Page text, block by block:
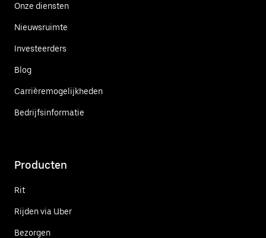
Onze diensten
Nieuwsruimte
Investeerders
Blog
Carrièremogelijkheden
Bedrijfsinformatie
Producten
Rit
Rijden via Uber
Bezorgen